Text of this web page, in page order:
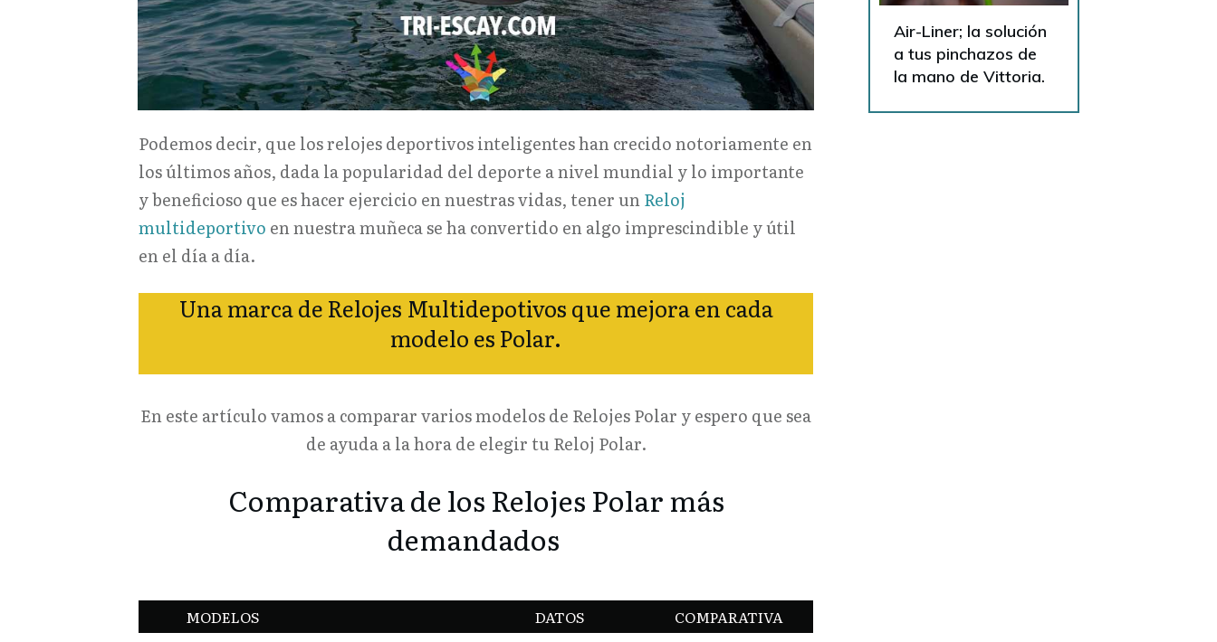
Air-Liner; la solución
a tus pinchazos de
la mano de Vittoria.
Podemos decir, que los relojes deportivos inteligentes han crecido notoriamente en
los últimos años, dada la popularidad del deporte a nivel mundial y lo importante
y beneficioso que es hacer ejercicio en nuestras vidas, tener unReloj
multideportivo en nuestra muñeca se ha convertido en algo imprescindible y útil
en el día a día.
Una marca de Relojes Multidepotivos que mejora en cada
modelo es Polar.
En este artículo vamos a comparar varios modelos de Relojes Polar y espero que sea
de ayuda a la hora de elegir tu Reloj Polar.
Comparativa de los Relojes Polar más
demandados
MODELOS DATOS COMPARATIVA